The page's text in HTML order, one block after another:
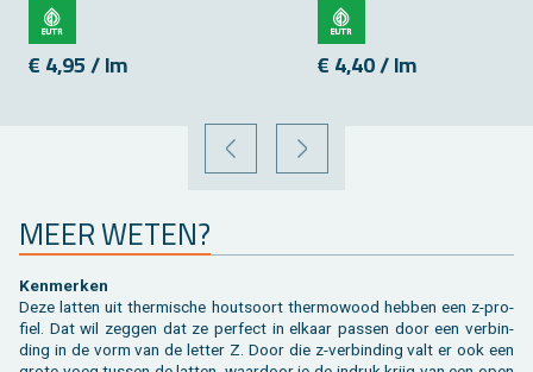
€ 4,95 / lm € 4,40 / lm
VORIGE VOLGENDE
MEER WETEN?
Ken­mer­ken
Deze lat­ten uit ther­mi­sche hout­soort ther­mo­wood heb­ben een z-pro­
fiel. Dat wil zeg­gen dat ze per­fect in el­kaar pas­sen door een ver­bin­
ding in de vorm van de let­ter Z. Door die z-ver­bin­ding valt er ook een